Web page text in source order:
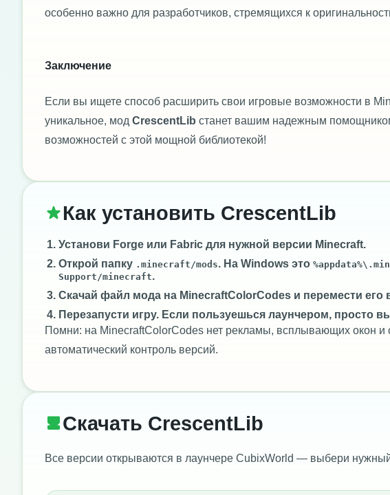
особенно важно для разработчиков, стремящихся к
Заключение
Если вы ищете способ расширить свои игровые возможности в
уникальное, мод CrescentLib станет вашим надежным
возможностей с этой мощной библиотекой!
Как установить CrescentLib
Установи Forge или Fabric для нужной версии Minecraft.
Открой папку .minecraft/mods. На Windows это
Support/minecraft.
Скачай файл мода на MinecraftColorCodes и перемести его
Перезапусти игру. Если пользуешься лаунчером, просто
Помни: на MinecraftColorCodes нет рекламы, всплывающих окон
автоматический контроль версий.
Скачать CrescentLib
Все версии открываются в лаунчере CubixWorld — выбери